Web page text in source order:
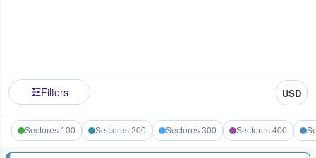
Filters USD
Sectores 100 Sectores 200 Sectores 300 Sectores 400